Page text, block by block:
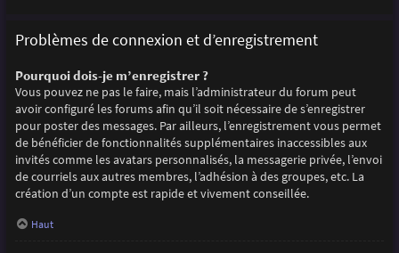
Problèmes de connexion et d’enregistrement
Pourquoi dois-je m’enregistrer ?
Vous pouvez ne pas le faire, mais l’administrateur du forum peut
avoir configuré les forums afin qu’il soit nécessaire de s’enregistrer
pour poster des messages. Par ailleurs, l’enregistrement vous permet
de bénéficier de fonctionnalités supplémentaires inaccessibles aux
invités comme les avatars personnalisés, la messagerie privée, l’envoi
de courriels aux autres membres, l’adhésion à des groupes, etc. La
création d’un compte est rapide et vivement conseillée.
Haut